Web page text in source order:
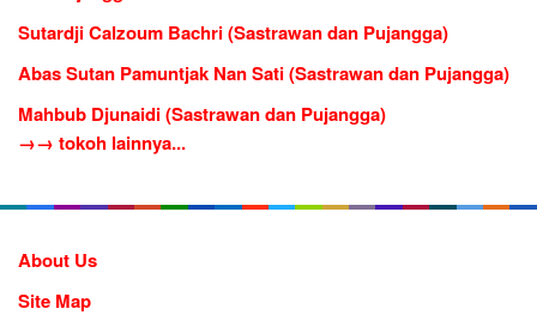
Sutardji Calzoum Bachri (Sastrawan dan Pujangga)
Abas Sutan Pamuntjak Nan Sati (Sastrawan dan Pujangga)
Mahbub Djunaidi (Sastrawan dan Pujangga)
→→ tokoh lainnya...
About Us
Site Map